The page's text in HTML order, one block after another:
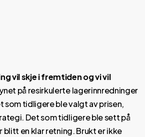
vil skje i fremtiden og vi vil
på resirkulerte lagerinnredninger
som tidligere ble valgt av prisen,
Det som tidligere ble sett på
blitt en klar retning. Brukt er ikke